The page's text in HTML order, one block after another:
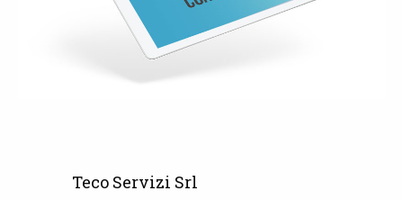
Teco Servizi Srl